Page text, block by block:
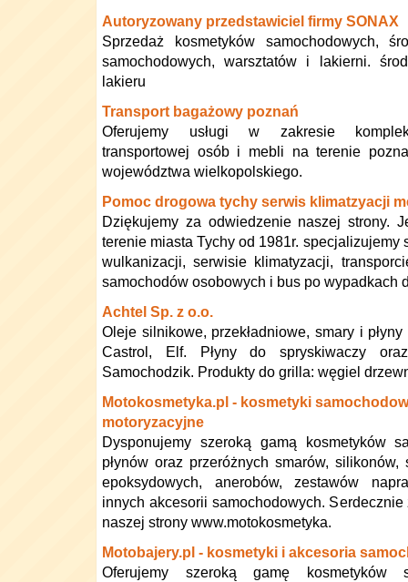
Autoryzowany przedstawiciel firmy SONAX
Sprzedaż kosmetyków samochodowych,
samochodowych, warsztatów i lakierni.
lakieru
Transport bagażowy poznań
Oferujemy usługi w zakresie
transportowej osób i mebli na terenie
województwa wielkopolskiego.
Pomoc drogowa tychy serwis klimatzyacji
Dziękujemy za odwiedzenie naszej strony.
terenie miasta Tychy od 1981r.
wulkanizacji, serwisie klimatyzacji,
samochodów osobowych i bus po wypadkach
Achtel Sp. z o.o.
Oleje silnikowe, przekładniowe, smary i
Castrol, Elf. Płyny do spryskiwaczy
Samochodzik. Produkty do grilla: węgiel
Motokosmetyka.pl - kosmetyki
motoryzacyjne
Dysponujemy szeroką gamą kosmetyków
płynów oraz przeróżnych smarów,
epoksydowych, anerobów, zestawów
innych akcesorii samochodowych.
naszej strony www.motokosmetyka.
Motobajery.pl - kosmetyki i akcesoria
Oferujemy szeroką gamę kosmetyków